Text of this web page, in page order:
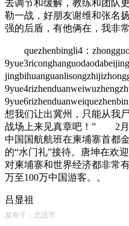
去调节和缓解，教练和团队
勒一战，好朋友谢维和张名
强的后盾，有他俩在，我非
quezhenbingli4：
想我们让出冀州，只能从我
战场上来见真章吧！” 2月
中国国航航班在柬埔寨首都
的“水门礼”接待。唐坤在欢
对柬埔寨和世界经济都非常
万至100万中国游客。。
吕显祖
发布于：北流市